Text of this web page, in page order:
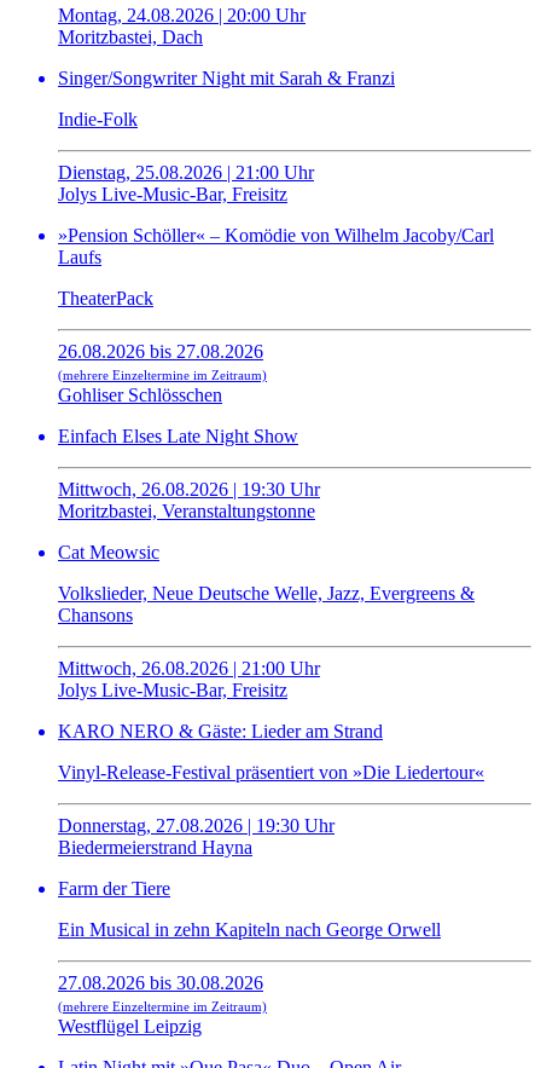
Montag, 24.08.2026 | 20:00 Uhr
Moritzbastei, Dach
Singer/Songwriter Night mit Sarah & Franzi
Indie-Folk
Dienstag, 25.08.2026 | 21:00 Uhr
Jolys Live-Music-Bar, Freisitz
»Pension Schöller« – Komödie von Wilhelm Jacoby/Carl
Laufs
TheaterPack
26.08.2026 bis 27.08.2026
(mehrere Einzeltermine im Zeitraum)
Gohliser Schlösschen
Einfach Elses Late Night Show
Mittwoch, 26.08.2026 | 19:30 Uhr
Moritzbastei, Veranstaltungstonne
Cat Meowsic
Volkslieder, Neue Deutsche Welle, Jazz, Evergreens &
Chansons
Mittwoch, 26.08.2026 | 21:00 Uhr
Jolys Live-Music-Bar, Freisitz
KARO NERO & Gäste: Lieder am Strand
Vinyl-Release-Festival präsentiert von »Die Liedertour«
Donnerstag, 27.08.2026 | 19:30 Uhr
Biedermeierstrand Hayna
Farm der Tiere
Ein Musical in zehn Kapiteln nach George Orwell
27.08.2026 bis 30.08.2026
(mehrere Einzeltermine im Zeitraum)
Westflügel Leipzig